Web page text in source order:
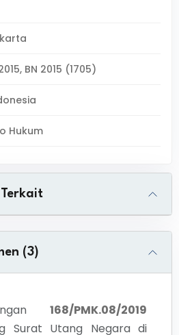
BN 2015 (1705)
Hukum
Terkait
(3)
168/PMK.08/2019
Surat Utang Negara di